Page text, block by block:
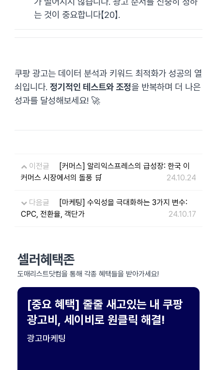
는 것이 중요합니다【20】.
쿠팡 광고는 데이터 분석과 키워드 최적화가 성공의 열
쇠입니다. 정기적인 테스트와 조정을 반복하며 더 나은
성과를 달성해보세요! 🚀
이전글
[커머스] 알리익스프레스의 급성장: 한국 이
커머스 시장에서의 돌풍 🛒
24.10.24
다음글
[마케팅] 수익성을 극대화하는 3가지 변수:
CPC, 전환율, 객단가
24.10.17
셀러혜택존
도매리스트닷컴을 통해 각종 혜택들을 받아가세요!
[중요 혜택] 줄줄 새고있는 내 쿠팡
광고비, 세이비로 원클릭 해결!
광고마케팅